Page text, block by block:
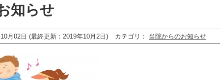
知らせ
月02日 (最終更新：2019年10月2日) カテゴリ 当院からのお知らせ